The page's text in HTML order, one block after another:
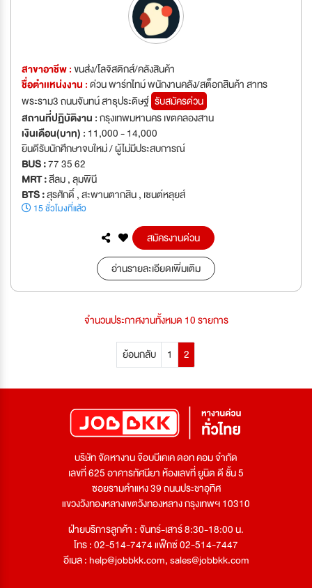
สาขาอาชีพ :ขนส่ง/โลจิสติกส์/คลังสินค้า
ชื่อตำเเหน่งงาน :ด่วน พาร์ทไทม์ พนักงานคลัง/สต็อกสินค้า สาทร
พระราม3 ถนนจันทน์ สาธุประดิษฐ์ รับสมัครด่วน
สถานที่ปฏิบัติงาน :กรุงเทพมหานคร เขตคลองสาน
เงินเดือน(บาท) : 11,000 - 14,000
ยินดีรับนักศึกษาจบใหม่ / ผู้ไม่มีประสบการณ์
BUS :77 35 62
MRT :สีลม , ลุมพินี
BTS :สุรศักดิ์ , สะพานตากสิน , เซนต์หลุยส์
15 ชั่วโมงที่แล้ว
สมัครงานด่วน
อ่านรายละเอียดเพิ่มเติม
จำนวนประกาศงานทั้งหมด 10 รายการ
ย้อนกลับ 1 2
บริษัท จัดหางาน จ๊อบบีเคเค ดอท คอม จำกัด
เลขที่ 625 อาคารทัศนียา ห้องเลขที่ ยูนิต ดี ชั้น 5
ซอยรามคำแหง 39 ถนนประชาอุทิศ
แขวงวังทองหลางเขตวังทองหลาง กรุงเทพฯ 10310
ฝ่ายบริการลูกค้า : จันทร์-เสาร์ 8:30-18:00 น.
โทร : 02-514-7474 แฟ็กซ์ 02-514-7447
อีเมล :help@jobbkk.com,sales@jobbkk.com